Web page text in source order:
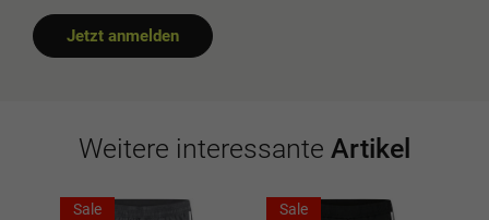
Jetzt anmelden
Weitere interessante Artikel
Sale Sale